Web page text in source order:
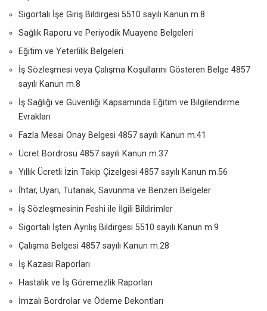
Sigortalı İşe Giriş Bildirgesi 5510 sayılı Kanun m.8
Sağlık Raporu ve Periyodik Muayene Belgeleri
Eğitim ve Yeterlilik Belgeleri
İş Sözleşmesi veya Çalışma Koşullarını Gösteren Belge 4857
sayılı Kanun m.8
İş Sağlığı ve Güvenliği Kapsamında Eğitim ve Bilgilendirme
Evrakları
Fazla Mesai Onay Belgesi 4857 sayılı Kanun m.41
Ücret Bordrosu 4857 sayılı Kanun m.37
Yıllık Ücretli İzin Takip Çizelgesi 4857 sayılı Kanun m.56
İhtar, Uyarı, Tutanak, Savunma ve Benzeri Belgeler
İş Sözleşmesinin Feshi ile İlgili Bildirimler
Sigortalı İşten Ayrılış Bildirgesi 5510 sayılı Kanun m.9
Çalışma Belgesi 4857 sayılı Kanun m.28
İş Kazası Raporları
Hastalık ve İş Göremezlik Raporları
İmzalı Bordrolar ve Ödeme Dekontları